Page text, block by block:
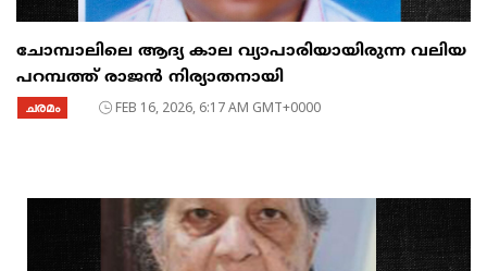
ചോമ്പാലിലെ ആദ്യ കാല വ്യാപാരിയായിരുന്ന വലിയ
പറമ്പത്ത് രാജൻ നിര്യാതനായി
ചരമം FEB 16, 2026, 6:17 AM GMT+0000